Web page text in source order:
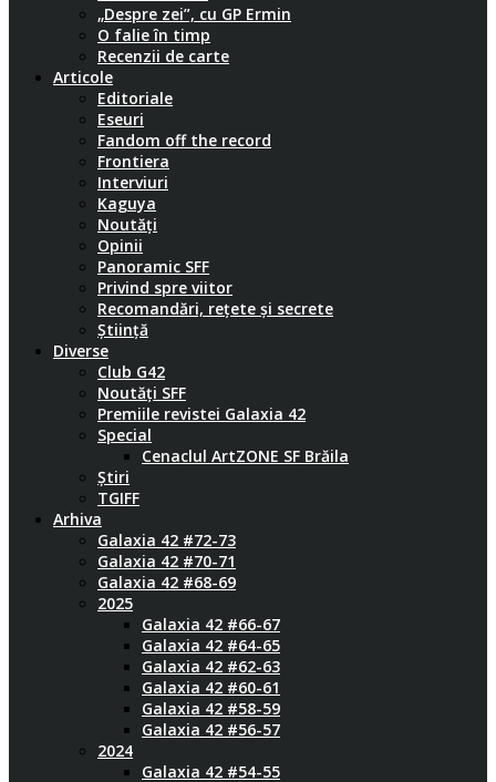
„Despre zei”, cu GP Ermin
O falie în timp
Recenzii de carte
Articole
Editoriale
Eseuri
Fandom off the record
Frontiera
Interviuri
Kaguya
Noutăți
Opinii
Panoramic SFF
Privind spre viitor
Recomandări, rețete și secrete
Știință
Diverse
Club G42
Noutăți SFF
Premiile revistei Galaxia 42
Special
Cenaclul ArtZONE SF Brăila
Știri
TGIFF
Arhiva
Galaxia 42 #72-73
Galaxia 42 #70-71
Galaxia 42 #68-69
2025
Galaxia 42 #66-67
Galaxia 42 #64-65
Galaxia 42 #62-63
Galaxia 42 #60-61
Galaxia 42 #58-59
Galaxia 42 #56-57
2024
Galaxia 42 #54-55